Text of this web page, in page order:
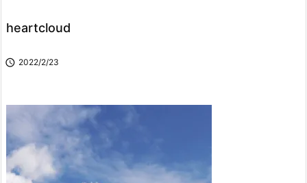
heartcloud
 2022/2/23